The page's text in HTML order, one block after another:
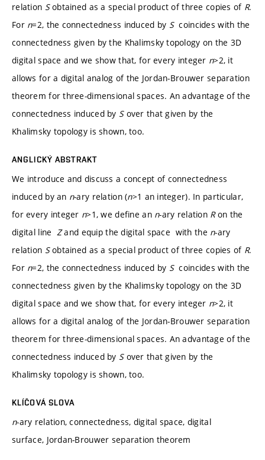
relation Sobtained as a special product of three copies of R.
For n=2, the connectedness induced by Scoincides with the
connectedness given by the Khalimsky topology on the 3D
digital space and we show that, for every integer n>2, it
allows for a digital analog of the Jordan-Brouwer separation
theorem for three-dimensional spaces. An advantage of the
connectedness induced by Sover that given by the
Khalimsky topology is shown, too.
ANGLICKÝ ABSTRAKT
We introduce and discuss a concept of connectedness
induced by an n-ary relation (n>1 an integer). In particular,
for every integer n>1, we define an n-ary relation Ron the
digital line Zand equip the digital space with the n-ary
relation Sobtained as a special product of three copies of R.
For n=2, the connectedness induced by Scoincides with the
connectedness given by the Khalimsky topology on the 3D
digital space and we show that, for every integer n>2, it
allows for a digital analog of the Jordan-Brouwer separation
theorem for three-dimensional spaces. An advantage of the
connectedness induced by Sover that given by the
Khalimsky topology is shown, too.
KLÍČOVÁ SLOVA
n-ary relation, connectedness, digital space, digital
surface, Jordan-Brouwer separation theorem